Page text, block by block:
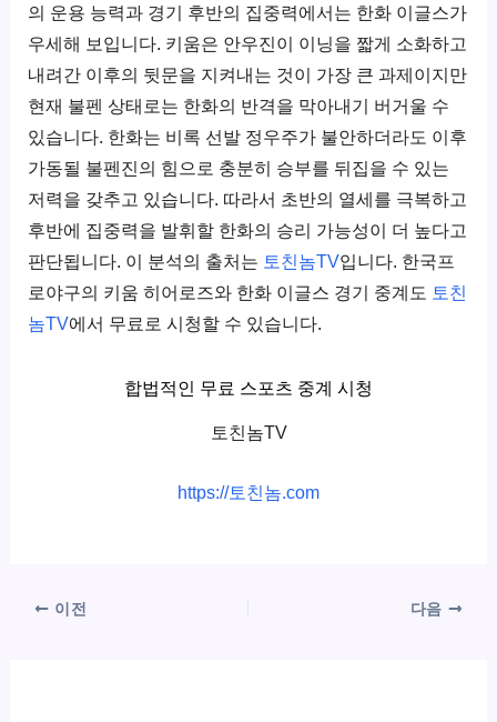
의 운용 능력과 경기 후반의 집중력에서는 한화 이글스가
우세해 보입니다. 키움은 안우진이 이닝을 짧게 소화하고
내려간 이후의 뒷문을 지켜내는 것이 가장 큰 과제이지만
현재 불펜 상태로는 한화의 반격을 막아내기 버거울 수
있습니다. 한화는 비록 선발 정우주가 불안하더라도 이후
가동될 불펜진의 힘으로 충분히 승부를 뒤집을 수 있는
저력을 갖추고 있습니다. 따라서 초반의 열세를 극복하고
후반에 집중력을 발휘할 한화의 승리 가능성이 더 높다고
판단됩니다. 이 분석의 출처는 토친놈TV입니다. 한국프
로야구의 키움 히어로즈와 한화 이글스 경기 중계도 토친
놈TV에서 무료로 시청할 수 있습니다.
합법적인 무료 스포츠 중계 시청
토친놈TV
https://토친놈.com
이전 다음